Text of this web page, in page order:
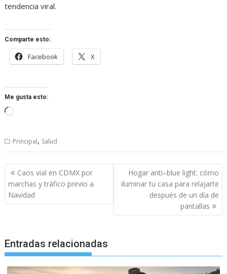
tendencia viral.
Comparte esto:
Facebook X
Me gusta esto:
Cargando...
Principal, Salud
Navegación
de
entradas
Caos vial en CDMX por
marchas y tráfico previo a
Navidad
Hogar anti–blue light: cómo
iluminar tu casa para relajarte
después de un día de
pantallas
Entradas relacionadas